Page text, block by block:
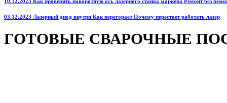
03.12.2023 Лазерный диод внутри Как перегорает Почему перестает работать лазер
ГОТОВЫЕ СВАРОЧНЫЕ